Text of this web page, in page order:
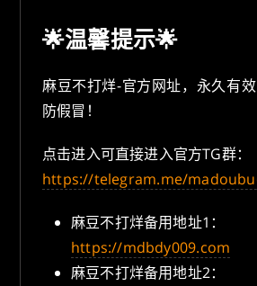
🌟温馨提示🌟
麻豆不打烊-官方网址，永久有
防假冒！
点击进入可直接进入官方TG群：
https://telegram.me/
麻豆不打烊备用地址1：
https://mdbdy009.com
麻豆不打烊备用地址2：